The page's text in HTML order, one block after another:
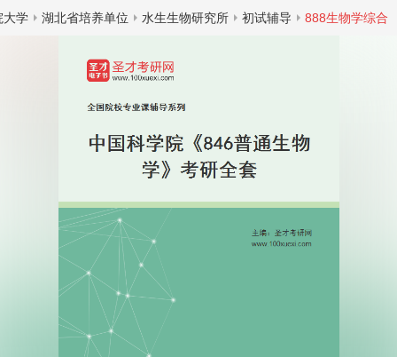
大学 湖北省培养单位 水生生物研究所 初试辅导 888生物学综合